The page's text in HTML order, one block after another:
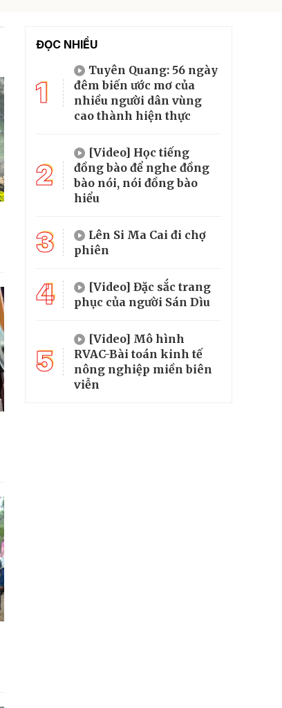
ĐỌC NHIỀU
1
Tuyên Quang: 56 ngày
đêm biến ước mơ của
nhiều người dân vùng
cao thành hiện thực
2
[Video] Học tiếng
đồng bào để nghe đồng
bào nói, nói đồng bào
hiểu
3
Lên Si Ma Cai đi chợ
phiên
4
[Video] Đặc sắc trang
phục của người Sán Dìu
5
[Video] Mô hình
RVAC-Bài toán kinh tế
nông nghiệp miền biên
viễn